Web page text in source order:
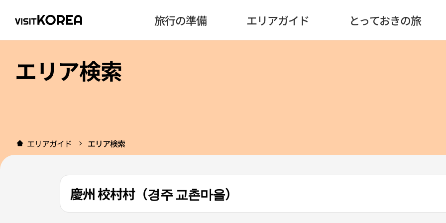
旅行の準備 エリアガイド とっておきの旅
エリア検索
エリアガイド エリア検索
慶州 校村村（경주 교촌마을）